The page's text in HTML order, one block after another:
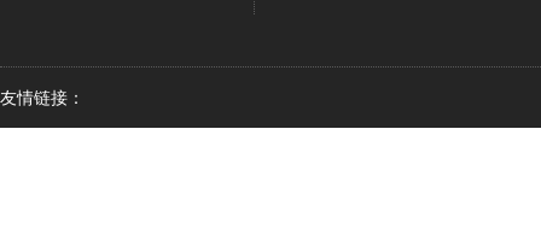
友情链接：